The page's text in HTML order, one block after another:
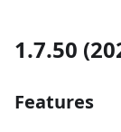
1.7.50
Features